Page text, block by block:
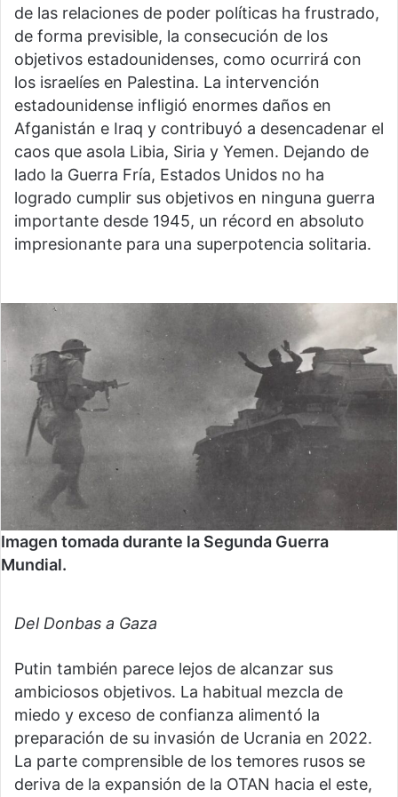
de las relaciones de poder políticas ha frustrado,
de forma previsible, la consecución de los
objetivos estadounidenses, como ocurrirá con
los israelíes en Palestina. La intervención
estadounidense infligió enormes daños en
Afganistán e Iraq y contribuyó a desencadenar el
caos que asola Libia, Siria y Yemen. Dejando de
lado la Guerra Fría, Estados Unidos no ha
logrado cumplir sus objetivos en ninguna guerra
importante desde 1945, un récord en absoluto
impresionante para una superpotencia solitaria.
Imagen tomada durante la Segunda Guerra
Mundial.
Del Donbas a Gaza
Putin también parece lejos de alcanzar sus
ambiciosos objetivos. La habitual mezcla de
miedo y exceso de confianza alimentó la
preparación de su invasión de Ucrania en 2022.
La parte comprensible de los temores rusos se
deriva de la expansión de la OTAN hacia el este,